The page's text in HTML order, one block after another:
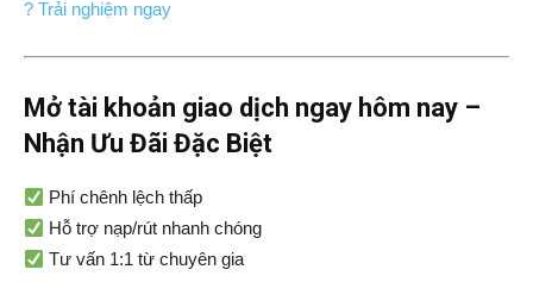
? Trải nghiệm ngay
Mở tài khoản giao dịch ngay hôm nay –
Nhận Ưu Đãi Đặc Biệt
Phí chênh lệch thấp
Hỗ trợ nạp/rút nhanh chóng
Tư vấn 1:1 từ chuyên gia